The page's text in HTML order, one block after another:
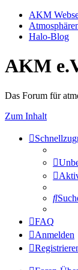
AKM
Halo-Blog
AKM
Das Forum für
Zum Inhalt
FAQ
Anmelden